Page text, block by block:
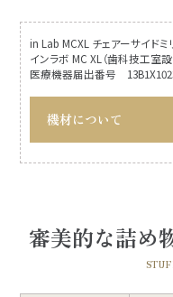
in Lab MCXL チェアーサイドミ
インラボ MC XL（歯科技工室
医療機器届出番号
機材について
審美的な詰め